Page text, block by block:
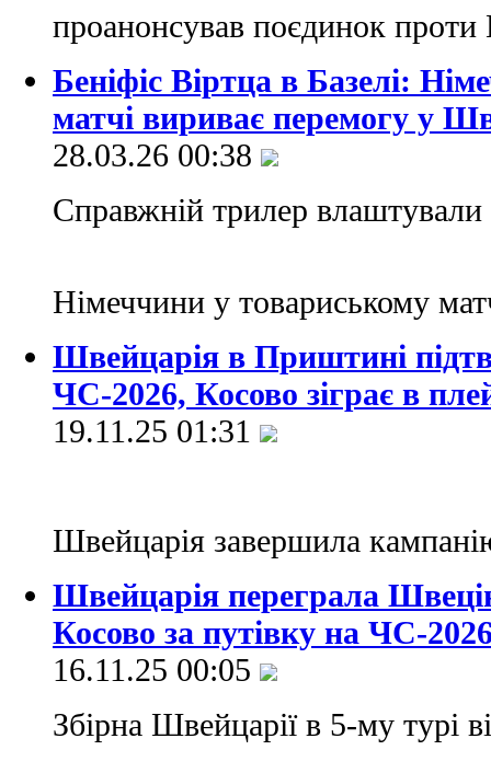
проанонсував поєдинок
Беніфіс Віртца в Базелі:
матчі вириває перемогу у
28.03.26 00:38
Справжній трилер влаштували
Німеччини у товариському
Швейцарія в Приштині
ЧС-2026, Косово зіграє в
19.11.25 01:31
Швейцарія завершила
Швейцарія переграла
Косово за путівку на ЧС-
16.11.25 00:05
Збірна Швейцарії в 5-му турі